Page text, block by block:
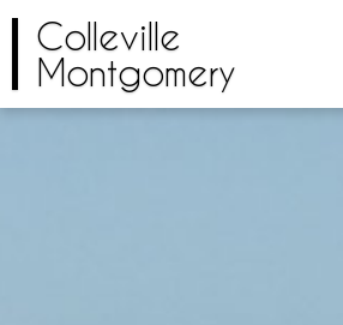
Colleville
Montgomery